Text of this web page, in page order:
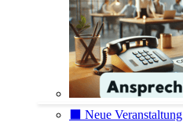
⬛️ Neue Veranstaltung